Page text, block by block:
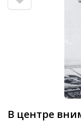
В центре